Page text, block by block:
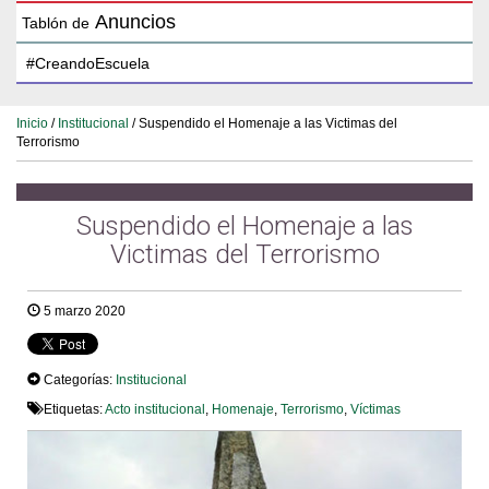
Tablón de Anuncios
Inicio / Institucional / Suspendido el Homenaje a las Victimas del
Terrorismo
Suspendido el Homenaje a las
Victimas del Terrorismo
5 marzo 2020
Categorías: Institucional
Etiquetas:Acto institucional Homenaje Terrorismo Víctimas